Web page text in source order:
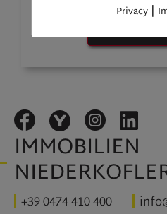
ORDINE DI
IMMOBILIEN
+39 0474 410 400
Privacy |